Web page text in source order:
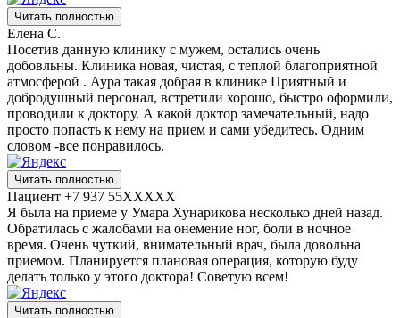
Читать полностью
Елена С.
Посетив данную клинику с мужем, остались очень
добовльны. Клиника новая, чистая, с теплой благоприятной
атмосферой . Аура такая добрая в клинике Приятный и
добродушный персонал, встретили хорошо, быстро оформили,
проводили к доктору. А какой доктор замечательный, надо
просто попасть к нему на прием и сами убедитесь. Одним
словом -все понравилось.
Читать полностью
Пациент +7 937 55XXXXX
Я была на приеме у Умара Хунарикова несколько дней назад.
Обратилась с жалобами на онемение ног, боли в ночное
время. Очень чуткий, внимательный врач, была довольна
приемом. Планируется плановая операция, которую буду
делать только у этого доктора! Советую всем!
Читать полностью